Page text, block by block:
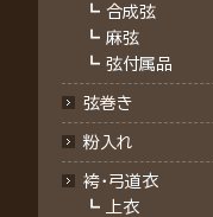
┗ 合成弦
┗ 麻弦
┗ 弦付属品
弦巻き
粉入れ
袴・弓道衣
┗
上衣